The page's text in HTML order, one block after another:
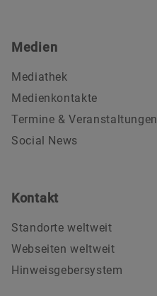
Medien
Mediathek
Medienkontakte
Termine & Veranstaltungen
Social News
Kontakt
Standorte weltweit
Webseiten weltweit
Hinweisgebersystem